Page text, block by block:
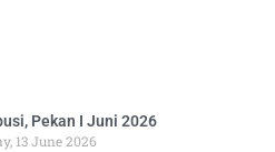
Pekan I Juni 2026
13 June 2026